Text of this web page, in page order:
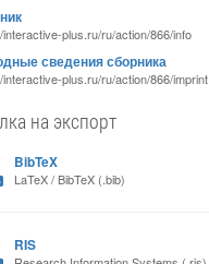
plus.ru/ru/action/866/info
сведения сборника
plus.ru/ru/action/866/imprint
на экспорт
BibTeX
LaTeX / BibTeX (.bib)
RIS